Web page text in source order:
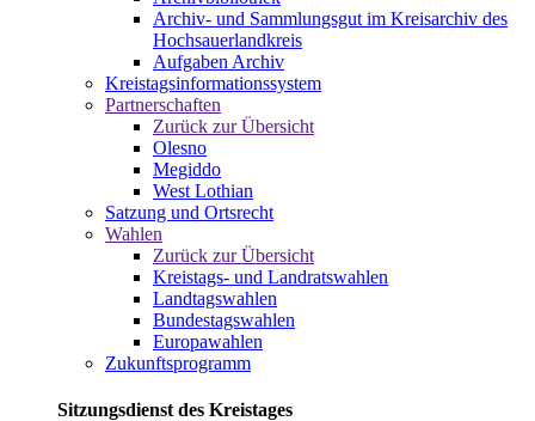
Archiv- und Sammlungsgut im Kreisarchiv des
Hochsauerlandkreis
Aufgaben Archiv
Kreistagsinformationssystem
Partnerschaften
Zurück zur Übersicht
Olesno
Megiddo
West Lothian
Satzung und Ortsrecht
Wahlen
Zurück zur Übersicht
Kreistags- und Landratswahlen
Landtagswahlen
Bundestagswahlen
Europawahlen
Zukunftsprogramm
Sitzungsdienst des Kreistages